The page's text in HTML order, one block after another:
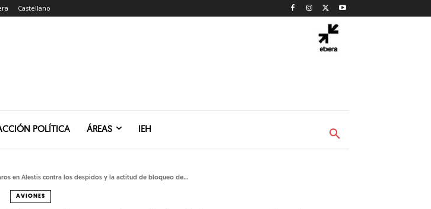
Castellano
POLÍTICA ÁREAS IEH
en Alestis contra los despidos y la actitud de bloqueo de...
AVIONES